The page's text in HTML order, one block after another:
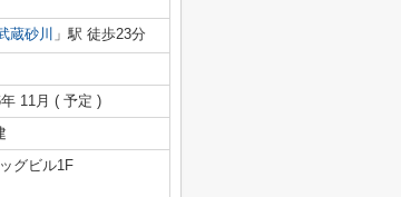
蔵砂川 」駅 徒歩23分
11月 ( 予定 )
グビル1F